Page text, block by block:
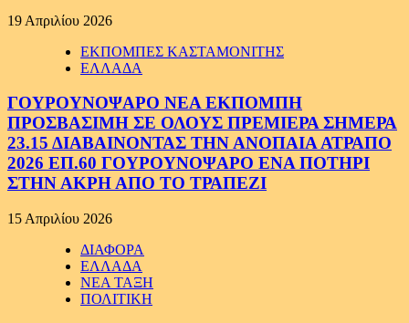
19 Απριλίου 2026
ΕΚΠΟΜΠΕΣ ΚΑΣΤΑΜΟΝΙΤΗΣ
ΕΛΛΑΔΑ
ΓΟΥΡΟΥΝΟΨΑΡΟ ΝΕΑ ΕΚΠΟΜΠΗ
ΠΡΟΣΒΑΣΙΜΗ ΣΕ ΟΛΟΥΣ ΠΡΕΜΙΕΡΑ ΣΗΜΕΡΑ
23.15 ΔΙΑΒΑΙΝΟΝΤΑΣ ΤΗΝ ΑΝΟΠΑΙΑ ΑΤΡΑΠΟ
2026 ΕΠ.60 ΓΟΥΡΟΥΝΟΨΑΡΟ ΕΝΑ ΠΟΤΗΡΙ
ΣΤΗΝ ΑΚΡΗ ΑΠΟ ΤΟ ΤΡΑΠΕΖΙ
15 Απριλίου 2026
ΔΙΑΦΟΡΑ
ΕΛΛΑΔΑ
ΝΕΑ ΤΑΞΗ
ΠΟΛΙΤΙΚΗ